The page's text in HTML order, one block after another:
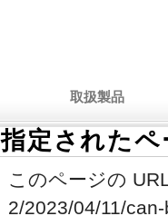
取扱製品
指定された
このページの
2/2023/04/11/